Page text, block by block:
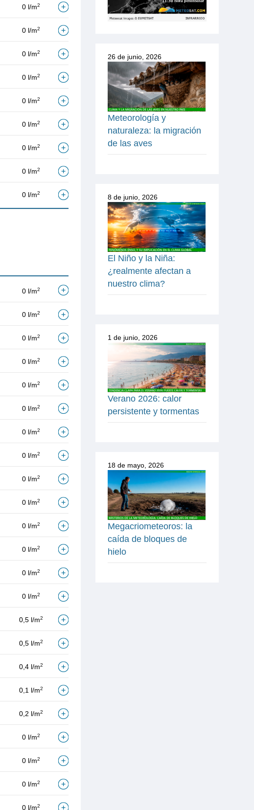
0 l/m2
0 l/m2
0 l/m2
0 l/m2
0 l/m2
0 l/m2
0 l/m2
0 l/m2
0 l/m2
0 l/m2
0 l/m2
0 l/m2
0 l/m2
0 l/m2
0 l/m2
0 l/m2
0 l/m2
0 l/m2
0 l/m2
0 l/m2
0 l/m2
0 l/m2
0 l/m2
0,5 l/m2
0,5 l/m2
0,4 l/m2
0,1 l/m2
0,2 l/m2
0 l/m2
0 l/m2
0 l/m2
0 l/m2
26 de junio, 2026
Meteorología y
naturaleza: la migración
de las aves
8 de junio, 2026
El Niño y la Niña:
¿realmente afectan a
nuestro clima?
1 de junio, 2026
Verano 2026: calor
persistente y tormentas
18 de mayo, 2026
Megacriometeoros: la
caída de bloques de
hielo